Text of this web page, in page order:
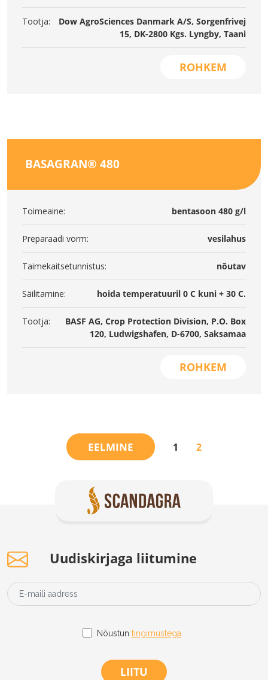
Tootja:
Dow AgroSciences Danmark A/S, Sorgenfrivej
15, DK-2800 Kgs. Lyngby, Taani
ROHKEM
BASAGRAN® 480
Toimeaine: bentasoon 480 g/l
Preparaadi vorm: vesilahus
Taimekaitsetunnistus: nõutav
Säilitamine: hoida temperatuuril 0 C kuni + 30 C.
Tootja:
BASF AG, Crop Protection Division, P.O. Box
120, Ludwigshafen, D-6700, Saksamaa
ROHKEM
EELMINE 1 2
Uudiskirjaga liitumine
Nõustun tingimustega
LIITU